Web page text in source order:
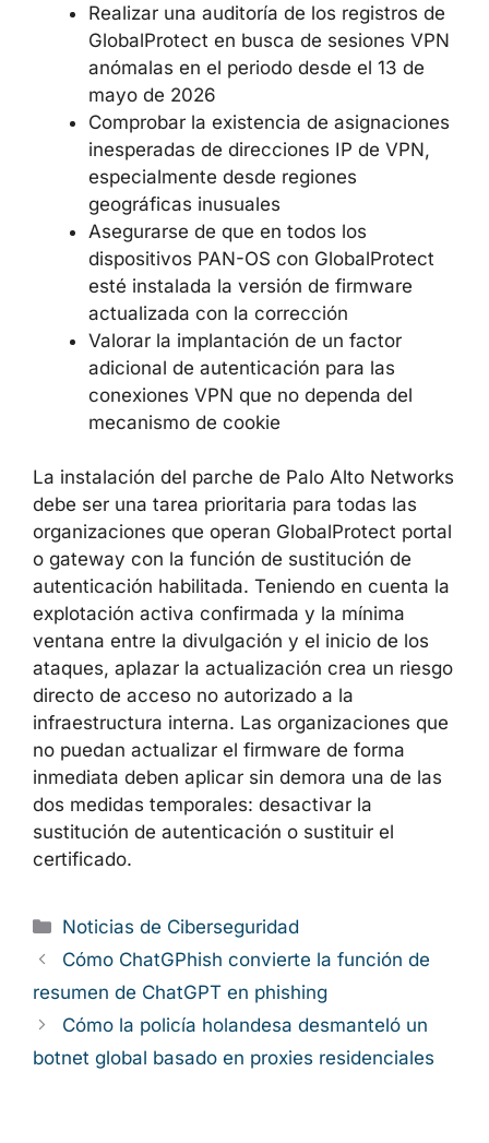
permite mantener la funcionalidad, pero
invalida cualquier cookie previamente
interceptada o falsificada
Además de estas medidas, se recomienda:
Realizar una auditoría de los registros
de GlobalProtect en busca de sesiones
VPN anómalas en el periodo desde el
13 de mayo de 2026
Comprobar la existencia de
asignaciones inesperadas de
direcciones IP de VPN, especialmente
desde regiones geográficas inusuales
Asegurarse de que en todos los
dispositivos PAN-OS con GlobalProtect
actualizada con la corrección
Valorar la implantación de un factor
adicional de autenticación para las
conexiones VPN que no dependa del
mecanismo de cookie
La instalación del parche de Palo Alto
Networks debe ser una tarea prioritaria para
todas las organizaciones que operan
GlobalProtect portal o gateway con la función
de sustitución de autenticación habilitada.
Teniendo en cuenta la explotación activa
confirmada y la mínima ventana entre la
divulgación y el inicio de los ataques, aplazar
la actualización crea un riesgo directo de
interna. Las organizaciones que no puedan
actualizar el firmware de forma inmediata
deben aplicar sin demora una de las dos
medidas temporales: desactivar la sustitución
de autenticación o sustituir el certificado.